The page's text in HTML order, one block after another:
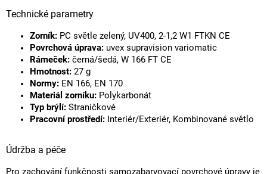
Technické parametry
Zorník: PC světle zelený, UV400, 2-1,2 W1 FTKN CE
Povrchová úprava: uvex supravision variomatic
Rámeček: černá/šedá, W 166 FT CE
Hmotnost: 27 g
Normy: EN 166, EN 170
Materiál zorníku: Polykarbonát
Typ brýlí: Straničkové
Pracovní prostředí: Interiér/Exteriér, Kombinované světlo
Údržba a péče
Pro zachování funkčnosti samozabarvovací povrchové úpravy je